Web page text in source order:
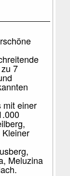
7
mit einer
Meluzina